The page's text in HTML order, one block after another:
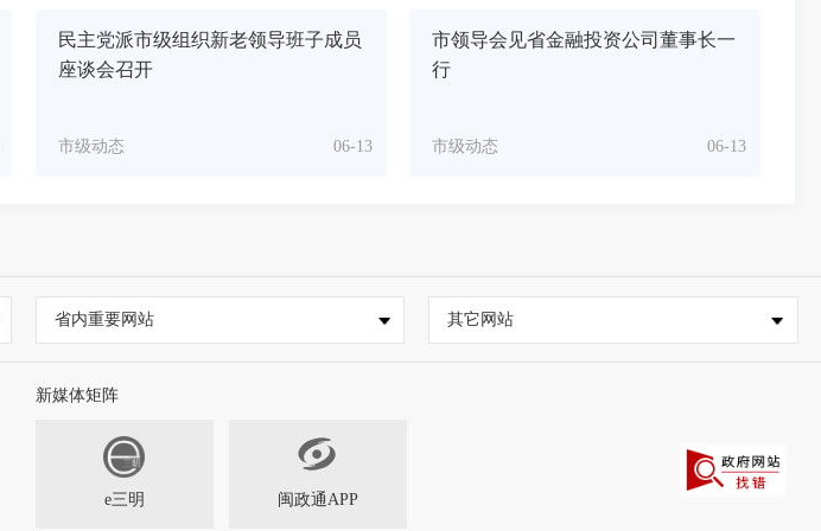
民主党派市级组织新老领导班子成员
座谈会召开
06-13
市级动态
市领导会见省金融投资公司董事长一
行
06-13
市级动态
省内重要网站 其它网站
新媒体矩阵
e三明 闽政通APP